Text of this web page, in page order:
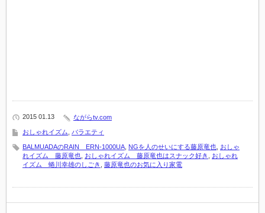
2015 01.13 ながらtv.com
おしゃれイズム バラエティ
BALMUADAのRAIN ERN-1000UA NGを人のせいにする藤原竜也 おしゃ
れイズム 藤原竜也 おしゃれイズム 藤原竜也はスナック好き
おしゃれ
イズム 蜷川幸雄のしごき
藤原竜也のお気に入り家電